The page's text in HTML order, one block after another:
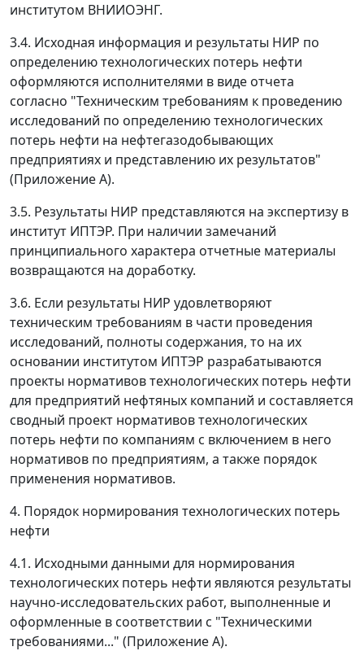
институтом ВНИИОЭНГ.
3.4. Исходная информация и результаты НИР по
определению технологических потерь нефти
оформляются исполнителями в виде отчета
согласно "Техническим требованиям к проведению
исследований по определению технологических
потерь нефти на нефтегазодобывающих
предприятиях и представлению их результатов"
(Приложение А).
3.5. Результаты НИР представляются на экспертизу в
институт ИПТЭР. При наличии замечаний
принципиального характера отчетные материалы
возвращаются на доработку.
3.6. Если результаты НИР удовлетворяют
техническим требованиям в части проведения
исследований, полноты содержания, то на их
основании институтом ИПТЭР разрабатываются
проекты нормативов технологических потерь нефти
для предприятий нефтяных компаний и составляется
сводный проект нормативов технологических
потерь нефти по компаниям с включением в него
нормативов по предприятиям, а также порядок
применения нормативов.
4. Порядок нормирования технологических потерь
нефти
4.1. Исходными данными для нормирования
технологических потерь нефти являются результаты
научно-исследовательских работ, выполненные и
оформленные в соответствии с "Техническими
требованиями..." (Приложение А).